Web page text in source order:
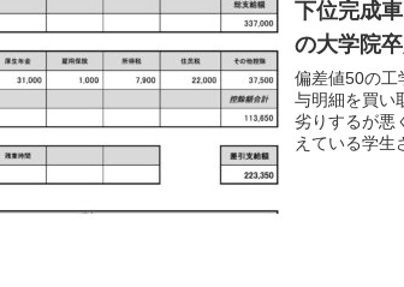
下位完成
の大学院
偏差値50の工
与明細を買い
劣りするが悪
えている学生